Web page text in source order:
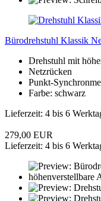
Bürodrehstuhl Klassik
Drehstuhl mit
Netzrücken
Punkt-
Farbe: schwarz
Lieferzeit: 4 bis 6
279,00 EUR
Lieferzeit: 4 bis 6